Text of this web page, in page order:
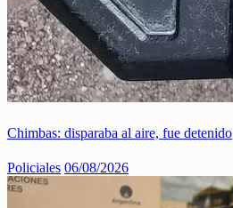
Chimbas: disparaba al aire, fue detenido
Policiales 06/08/2026